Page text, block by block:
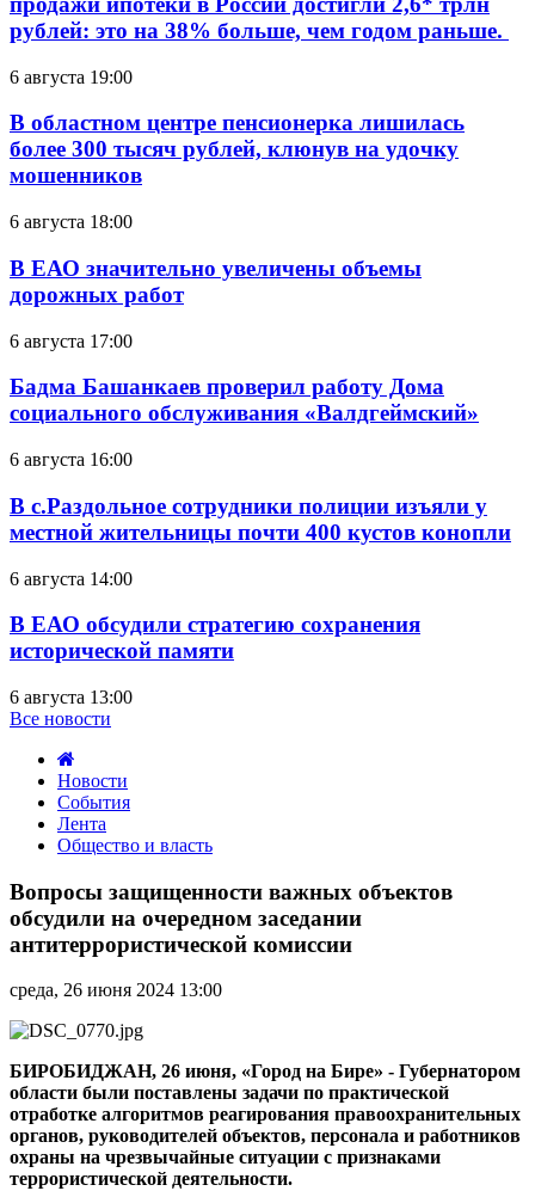
рублей: это на 38% больше, чем годом раньше.
6 августа 19:00
В областном центре пенсионерка лишилась
более 300 тысяч рублей, клюнув на удочку
мошенников
6 августа 18:00
В ЕАО значительно увеличены объемы
дорожных работ
6 августа 17:00
Бадма Башанкаев проверил работу Дома
социального обслуживания «Валдгеймский»
6 августа 16:00
В с.Раздольное сотрудники полиции изъяли у
местной жительницы почти 400 кустов конопли
6 августа 14:00
В ЕАО обсудили стратегию сохранения
исторической памяти
6 августа 13:00
Все новости
Новости
События
Лента
Общество и власть
защищенности
важных
объектов
обсудили
очередном
антитеррористической
Вопросы защищенности важных объектов
обсудили на очередном заседании
антитеррористической комиссии
среда, 26 июня 2024 13:00
БИРОБИДЖАН, 26 июня, «Город на Бире» - Губернатором
области были поставлены задачи по практической
отработке алгоритмов реагирования правоохранительных
органов, руководителей объектов, персонала и работников
охраны на чрезвычайные ситуации с признаками
террористической деятельности.